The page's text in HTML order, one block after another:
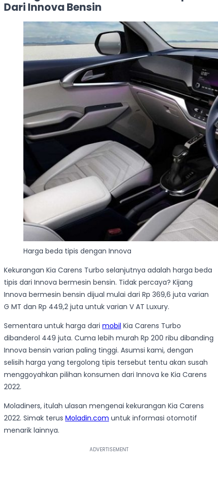
Dari Innova Bensin
Harga beda tipis dengan Innova
Kekurangan Kia Carens Turbo selanjutnya adalah harga beda
tipis dari Innova bermesin bensin. Tidak percaya? Kijang
Innova bermesin bensin dijual mulai dari Rp 369,6 juta varian
G MT dan Rp 449,2 juta untuk varian V AT Luxury.
Sementara untuk harga dari mobil Kia Carens Turbo
dibanderol 449 juta. Cuma lebih murah Rp 200 ribu dibanding
Innova bensin varian paling tinggi. Asumsi kami, dengan
selisih harga yang tergolong tipis tersebut tentu akan susah
menggoyahkan pilihan konsumen dari Innova ke Kia Carens
2022.
Moladiners, itulah ulasan mengenai kekurangan Kia Carens
2022. Simak terus Moladin.com untuk informasi otomotif
menarik lainnya.